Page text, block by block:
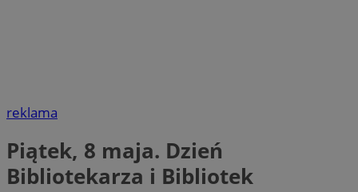
reklama
Piątek, 8 maja. Dzień
Bibliotekarza i Bibliotek